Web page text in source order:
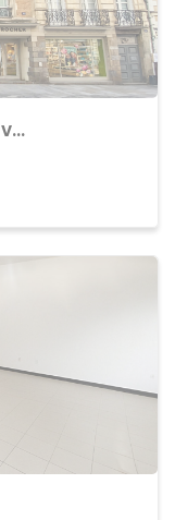
Achat Appartement centre ville